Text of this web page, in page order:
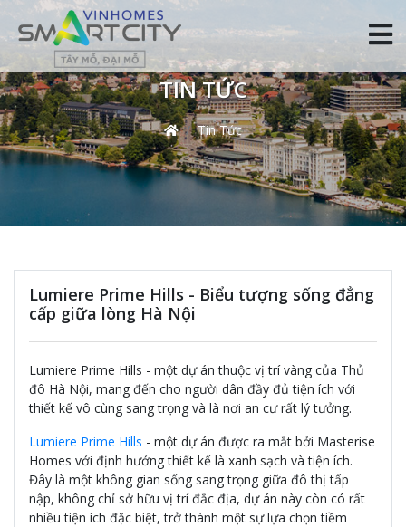
TIN TỨC
Tin Tức
Lumiere Prime Hills - Biểu tượng sống đẳng
cấp giữa lòng Hà Nội
Lumiere Prime Hills - một dự án thuộc vị trí vàng của Thủ
đô Hà Nội, mang đến cho người dân đầy đủ tiện ích với
thiết kế vô cùng sang trọng và là nơi an cư rất lý tưởng.
Lumiere Prime Hills - một dự án được ra mắt bởi Masterise
Homes với định hướng thiết kế là xanh sạch và tiện ích.
Đây là một không gian sống sang trọng giữa đô thị tấp
nập, không chỉ sở hữu vị trí đắc địa, dự án này còn có rất
nhiều tiện ích đặc biệt, trở thành một sự lựa chọn tiềm